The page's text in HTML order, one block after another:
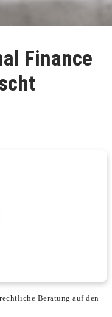
Finance
Beratung auf den